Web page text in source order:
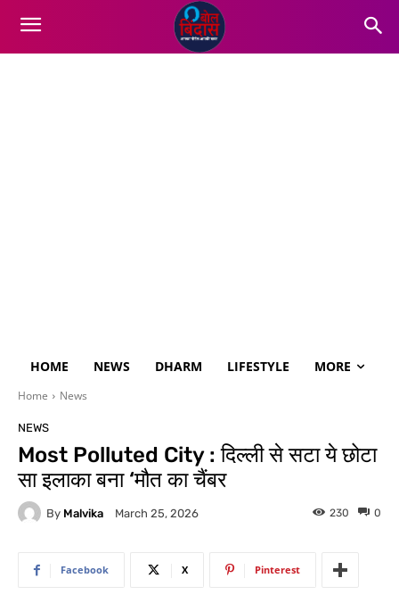
HOME NEWS DHARM LIFESTYLE MORE
Home News
NEWS
Most Polluted City : दिल्ली से सटा ये छोटा
सा इलाका बना ‘मौत का चैंबर
By Malvika March 25, 2026 0
230
Facebook X Pinterest